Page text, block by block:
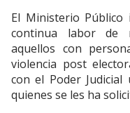
El Ministerio
continua labor de
aquellos con
violencia post
con el Poder
quienes se les ha